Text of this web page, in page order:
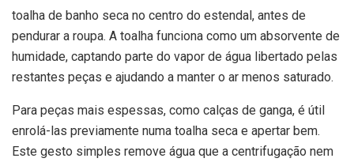
toalha de banho seca no centro do estendal, antes de
pendurar a roupa. A toalha funciona como um absorvente de
humidade, captando parte do vapor de água libertado pelas
restantes peças e ajudando a manter o ar menos saturado.
Para peças mais espessas, como calças de ganga, é útil
enrolá-las previamente numa toalha seca e apertar bem.
Este gesto simples remove água que a centrifugação nem